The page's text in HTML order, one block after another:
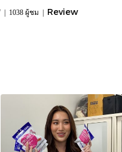
1038 ผู้ชม Review